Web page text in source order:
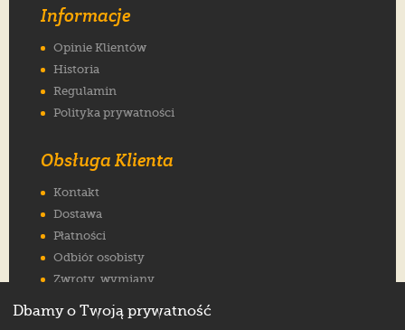
Informacje
Opinie Klientów
Historia
Regulamin
Polityka prywatności
Obsługa Klienta
Kontakt
Dostawa
Płatności
Odbiór osobisty
Zwroty, wymiany
Jak wybrać rozmiar
Dbamy o Twoją prywatność